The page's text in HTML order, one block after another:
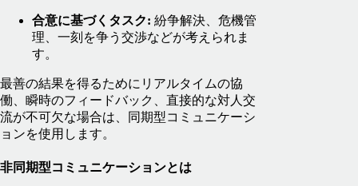
合意に基づくタスク: 紛争解決、危機管
理、一刻を争う交渉などが考えられま
す。
最善の結果を得るためにリアルタイムの協
働、瞬時のフィードバック、直接的な対人交
流が不可欠な場合は、同期型コミュニケーシ
ョンを使用します。
非同期型コミュニケーションとは